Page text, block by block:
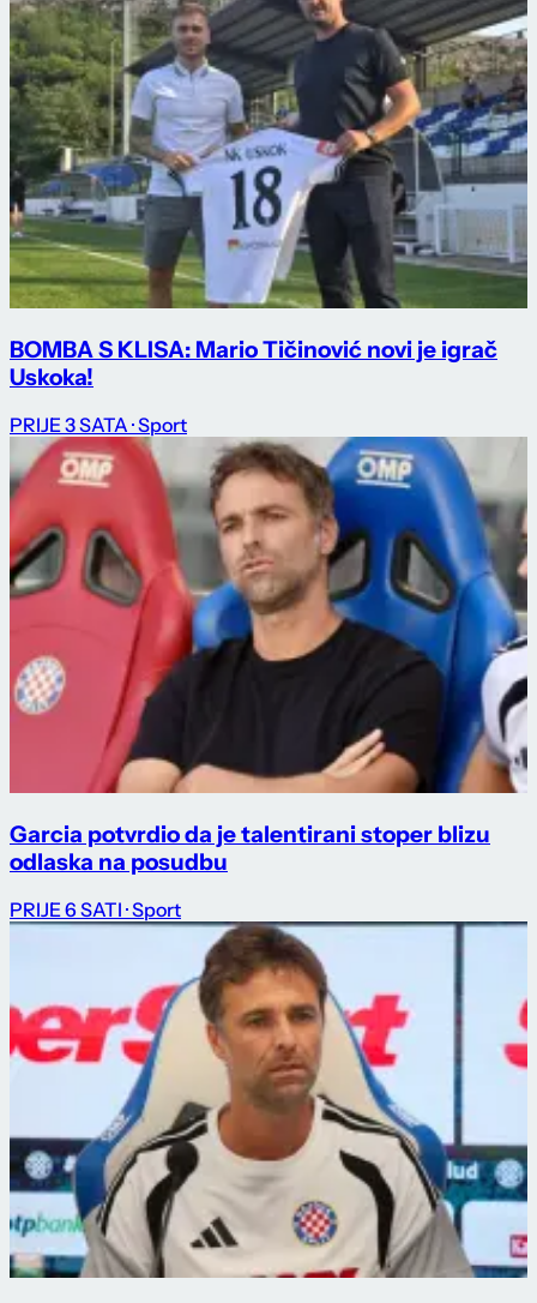
BOMBA S KLISA: Mario Tičinović novi je igrač
Uskoka!
PRIJE 3 SATA · Sport
Garcia potvrdio da je talentirani stoper blizu
odlaska na posudbu
PRIJE 6 SATI · Sport